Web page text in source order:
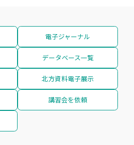
電子ジャーナル
データベース一覧
北方資料電子展示
講習会を依頼